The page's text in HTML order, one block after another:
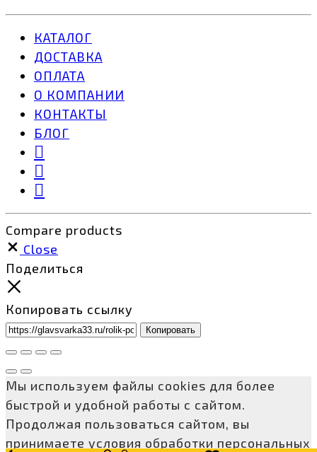
КАТАЛОГ
ДОСТАВКА
ОПЛАТА
О КОМПАНИИ
КОНТАКТЫ
БЛОГ
Compare products
Close
Поделиться
Копировать ссылку
Копировать
Мы используем файлы cookies для более
быстрой и удобной работы с сайтом.
Продолжая пользоваться сайтом, вы
принимаете условия обработки персональных